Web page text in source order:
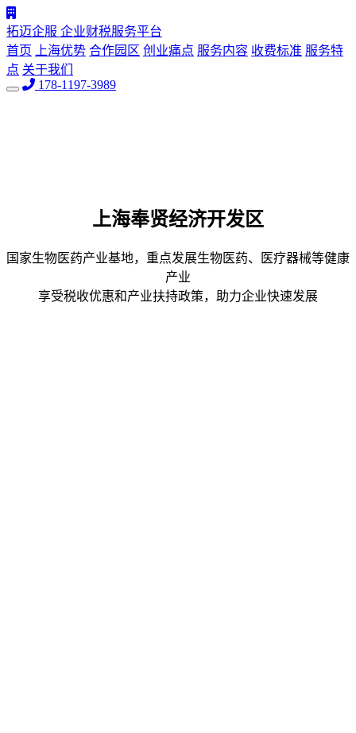
拓迈企服 企业财税服务平台
首页
上海优势 合作园区 创业痛点 服务内容 收费标准 服务特
点 关于我们
178-1197-3989
上海奉贤经济开发区
国家生物医药产业基地，重点发展生物医药、医疗器械等健康
产业
享受税收优惠和产业扶持政策，助力企业快速发展